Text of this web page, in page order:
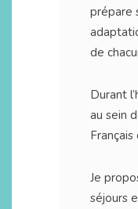
prépare
de
Durant
au sein
Je
séjours